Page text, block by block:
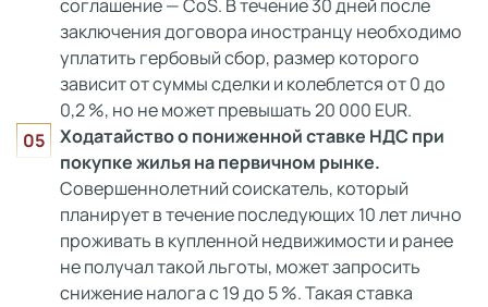
соглашение — CoS. В течение 30 дней после
заключения договора иностранцу необходимо
уплатить гербовый сбор, размер которого
зависит от суммы сделки и колеблется от 0 до
0,2 %, но не может превышать 20 000 EUR.
Ходатайство о пониженной ставке НДС при
покупке жилья на первичном рынке.
Совершеннолетний соискатель, который
планирует в течение последующих 10 лет лично
проживать в купленной недвижимости и ранее
не получал такой льготы, может запросить
снижение налога с 19 до 5 %. Такая ставка